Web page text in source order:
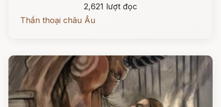
2,621 lượt đọc
Thần thoại châu Âu